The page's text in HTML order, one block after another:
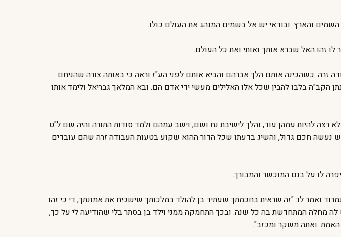
והארץ. ובודאי יש אל בשמים המנהג את העולם כולו.
לו זהו האל שברא אותך ואותי ואת כל העולם.
זרה. כשהכינה אותם הלך אברהם והביא אותם לפני הע"ז וראה כי באותה צורה שהניחם
הקב"ה בלבו להבין שכל אלו האלילים מעשי ידי אדם הם. ובא המלאך גבריאל ולימד אותו
רצה להיות עמהן עוד, והלך לישיבת נח ושם, וישב עמהם ולמד סודות התורה והיה שם ל"ט
נעשה חכם גדול, והשיג בדעתו שכל הדור ההוא שקוע בטעות העבודה זרה שהם עובדים
לו על בנם המוכשר והמבורך.
ואמר לו: "זה שראית בחכמתך שעתיד בן להולד במלכותך שישכיח את אמונתך, די כי זהו
לה מחלה המתחדשת בה כל שנה. ובכך התחמקה ממני וילד בן בסתר בלי שהודיעה לי על כך,
האמת. ואתה משקר ומכזב".